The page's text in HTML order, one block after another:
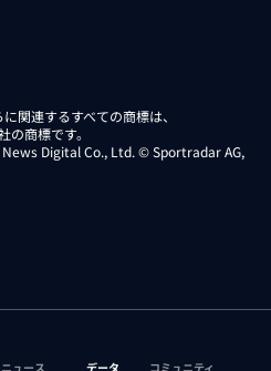
関連するすべての商標は、
商標です。
Digital Co., Ltd. © Sportradar AG,
ニュース データ コミュニティ